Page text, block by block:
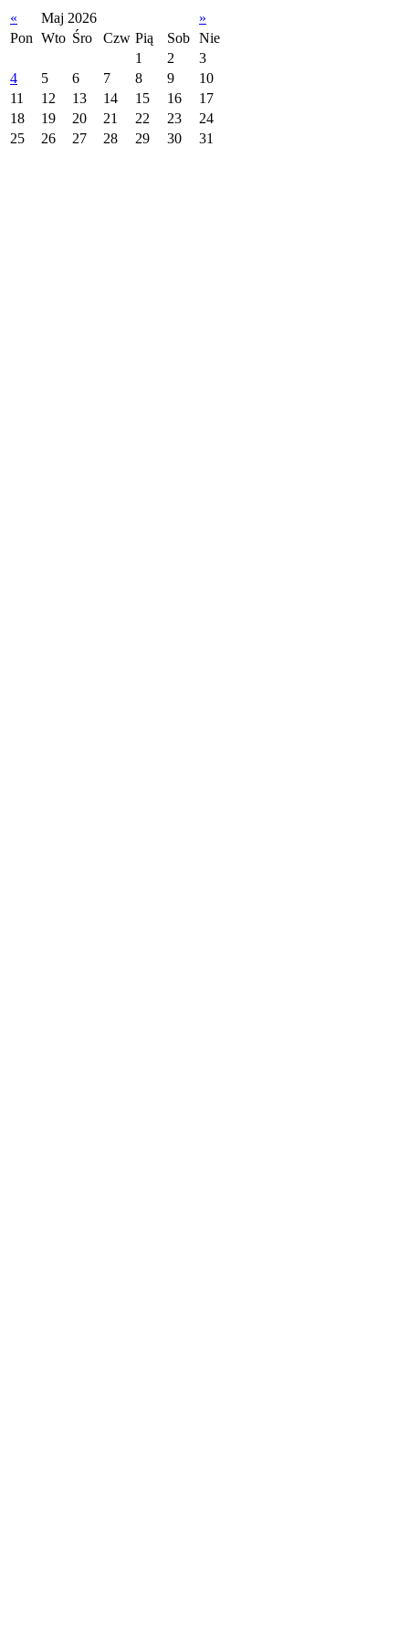
« Maj 2026
»
Pon Wto Śro Czw Pią Sob Nie
1
2
3
4
5 6 7 8 9
10
11
12 13 14 15 16
17
18
19 20 21 22 23
24
25
26 27 28 29 30 31